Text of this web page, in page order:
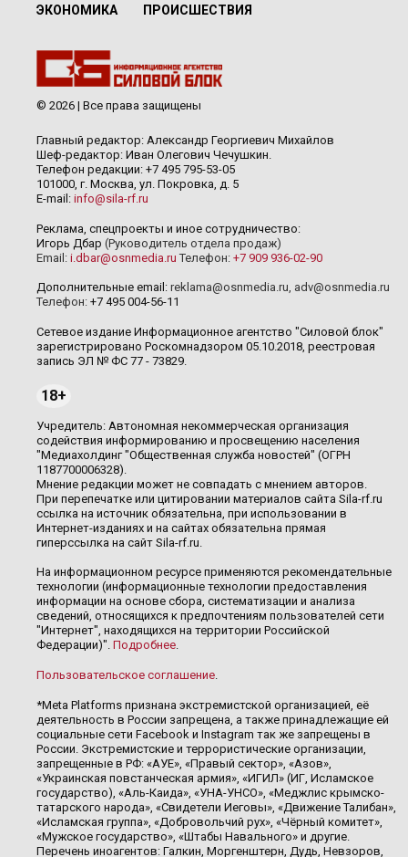
ЭКОНОМИКА ПРОИСШЕСТВИЯ
© 2026 | Все права защищены
Главный редактор: Александр Георгиевич Михайлов
Шеф-редактор: Иван Олегович Чечушкин.
Телефон редакции: +7 495 795-53-05
101000, г. Москва, ул. Покровка, д. 5
E-mail: info@sila-rf.ru
Реклама, спецпроекты и иное сотрудничество:
Игорь Дбар (Руководитель отдела продаж)
Email: i.dbar@osnmedia.ru Телефон: +7 909 936-02-90
Дополнительные email: reklama@osnmedia.ru, adv@osnmedia.ru
Телефон: +7 495 004-56-11
Сетевое издание Информационное агентство "Силовой блок"
зарегистрировано Роскомнадзором 05.10.2018, реестровая
запись ЭЛ № ФС 77 - 73829.
18+
Учредитель: Автономная некоммерческая организация
содействия информированию и просвещению населения
"Медиахолдинг "Общественная служба новостей" (ОГРН
1187700006328).
Мнение редакции может не совпадать с мнением авторов.
При перепечатке или цитировании материалов сайта Sila-rf.ru
ссылка на источник обязательна, при использовании в
Интернет-изданиях и на сайтах обязательна прямая
гиперссылка на сайт Sila-rf.ru.
На информационном ресурсе применяются рекомендательные
технологии (информационные технологии предоставления
информации на основе сбора, систематизации и анализа
сведений, относящихся к предпочтениям пользователей сети
"Интернет", находящихся на территории Российской
Федерации)". Подробнее.
Пользовательское соглашение.
*Meta Platforms признана экстремистской организацией, её
деятельность в России запрещена, а также принадлежащие ей
социальные сети Facebook и Instagram так же запрещены в
России. Экстремистские и террористические организации,
запрещенные в РФ: «АУЕ», «Правый сектор», «Азов»,
«Украинская повстанческая армия», «ИГИЛ» (ИГ, Исламское
государство), «Аль-Каида», «УНА-УНСО», «Меджлис крымско-
татарского народа», «Свидетели Иеговы», «Движение Талибан»,
«Исламская группа», «Добровольчий рух», «Чёрный комитет»,
«Мужское государство», «Штабы Навального» и другие.
Перечень иноагентов: Галкин, Моргенштерн, Дудь, Невзоров,